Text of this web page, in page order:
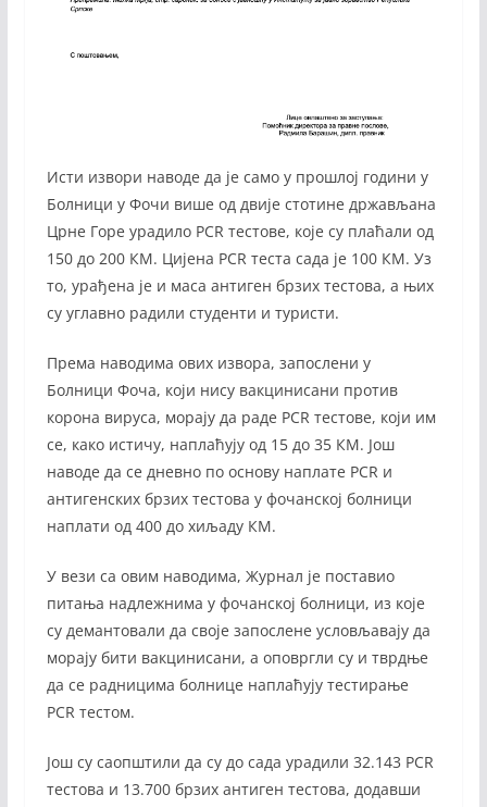
Исти извори наводе да је само у прошлој години у
Болници у Фочи више од двије стотине држављана
Црне Горе урадило PCR тестове, које су плаћали од
150 до 200 КМ. Цијена PCR теста сада је 100 КМ. Уз
то, урађена је и маса антиген брзих тестова, а њих
су углавно радили студенти и туристи.
Према наводима ових извора, запослени у
Болници Фоча, који нису вакцинисани против
корона вируса, морају да раде PCR тестове, који им
се, како истичу, наплаћују од 15 до 35 КМ. Још
наводе да се дневно по основу наплате PCR и
антигенских брзих тестова у фочанској болници
наплати од 400 до хиљаду КМ.
У вези са овим наводима, Журнал је поставио
питања надлежнима у фочанској болници, из које
су демантовали да своје запослене условљавају да
морају бити вакцинисани, а оповргли су и тврдње
да се радницима болнице наплаћују тестирање
PCR тестом.
Још су саопштили да су до сада урадили 32.143 PCR
тестова и 13.700 брзих антиген тестова, додавши